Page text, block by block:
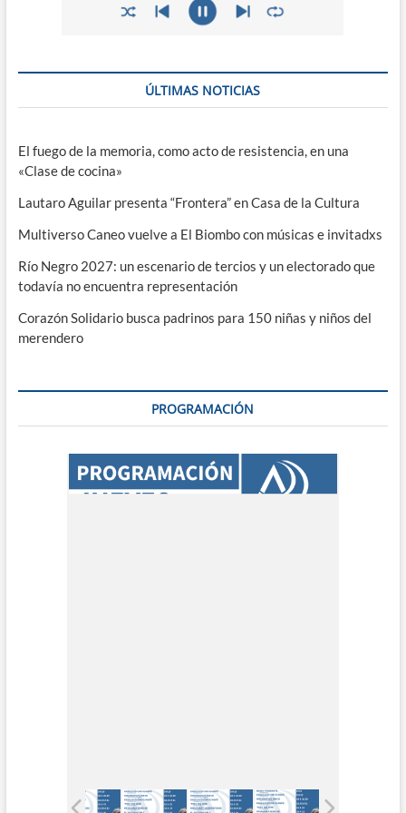
ÚLTIMAS NOTICIAS
El fuego de la memoria, como acto de resistencia, en una
«Clase de cocina»
Lautaro Aguilar presenta “Frontera” en Casa de la Cultura
Multiverso Caneo vuelve a El Biombo con músicas e invitadxs
Río Negro 2027: un escenario de tercios y un electorado que
todavía no encuentra representación
Corazón Solidario busca padrinos para 150 niñas y niños del
merendero
PROGRAMACIÓN